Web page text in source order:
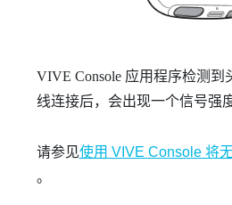
VIVE Console应用程序检测到
线连接后，会出现一个信号强
请参见使用 VIVE Console 将
。